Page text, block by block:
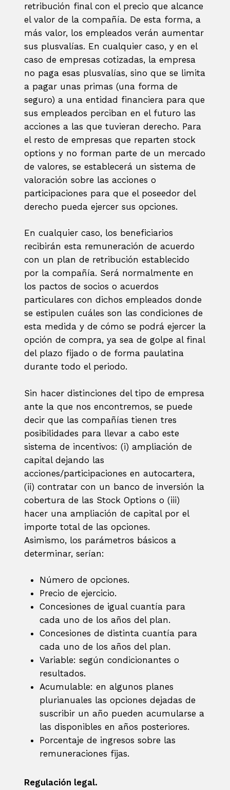
retribución final con el precio que alcance
el valor de la compañía. De esta forma, a
más valor, los empleados verán aumentar
sus plusvalías. En cualquier caso, y en el
caso de empresas cotizadas, la empresa
no paga esas plusvalías, sino que se limita
a pagar unas primas (una forma de
seguro) a una entidad financiera para que
sus empleados perciban en el futuro las
acciones a las que tuvieran derecho. Para
el resto de empresas que reparten stock
options y no forman parte de un mercado
de valores, se establecerá un sistema de
valoración sobre las acciones o
participaciones para que el poseedor del
derecho pueda ejercer sus opciones.
En cualquier caso, los beneficiarios
recibirán esta remuneración de acuerdo
con un plan de retribución establecido
por la compañía. Será normalmente en
los pactos de socios o acuerdos
particulares con dichos empleados donde
se estipulen cuáles son las condiciones de
esta medida y de cómo se podrá ejercer la
opción de compra, ya sea de golpe al final
del plazo fijado o de forma paulatina
durante todo el periodo.
Sin hacer distinciones del tipo de empresa
ante la que nos encontremos, se puede
decir que las compañías tienen tres
posibilidades para llevar a cabo este
sistema de incentivos: (i) ampliación de
capital dejando las
acciones/participaciones en autocartera,
(ii) contratar con un banco de inversión la
cobertura de las Stock Options o (iii)
hacer una ampliación de capital por el
importe total de las opciones.
Asimismo, los parámetros básicos a
determinar, serían:
Número de opciones.
Precio de ejercicio.
Concesiones de igual cuantía para
cada uno de los años del plan.
Concesiones de distinta cuantía para
cada uno de los años del plan.
Variable: según condicionantes o
resultados.
Acumulable: en algunos planes
plurianuales las opciones dejadas de
suscribir un año pueden acumularse a
las disponibles en años posteriores.
Porcentaje de ingresos sobre las
remuneraciones fijas.
Regulación legal.